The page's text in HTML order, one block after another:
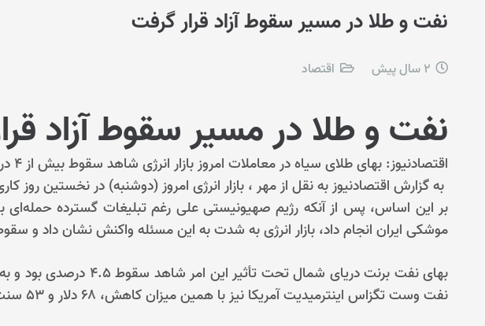
نفت و طلا در مسیر سقوط آزاد قرار گرفت
2 سال پیش اقتصاد
نفت و طلا در مسیر سقوط آزاد
اقتصادنیوز: بهای طلای سیاه در معاملات امروز بازار انرژی شاهد سقوط بیش از ۴ درصدی بود.
به گزارش اقتصادنیوز به نقل از مهر ، بازار انرژی امروز (دوشنبه) در نخستین
بر این اساس، پس از آنکه رژیم صهیونیستی علی رغم تبلیغات گسترده حمله‌ای
موشکی ایران انجام داد، بازار انرژی به شدت به این مسئله واکنش نشان داد و سقوط ۵ درصدی را تجربه
نفت وست تگزاس اینترمیدیت آمریکا نیز با همین میزان کاهش، ۶۸ دلار و ۵۳ سنت در هر بشکه داد و ستد شد.